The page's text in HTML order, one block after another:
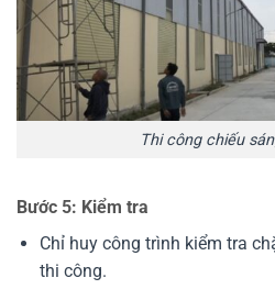
Thi công chiếu
Bước 5: Kiểm tra
Chỉ huy công trình kiểm tra
thi công.